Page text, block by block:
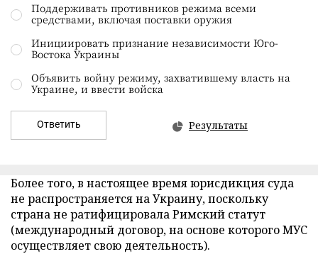
Поддерживать противников режима всеми
средствами, включая поставки оружия
Инициировать признание независимости Юго-
Востока Украины
Объявить войну режиму, захватившему власть на
Украине, и ввести войска
Ответить Результаты
Более того, в настоящее время юрисдикция суда
не распространяется на Украину, поскольку
страна не ратифицировала Римский статут
(международный договор, на основе которого МУС
осуществляет свою деятельность).